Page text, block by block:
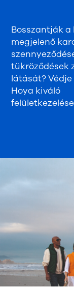
Bosszantják a
megjelenő
tükröződések
látását?
Hoya kiváló